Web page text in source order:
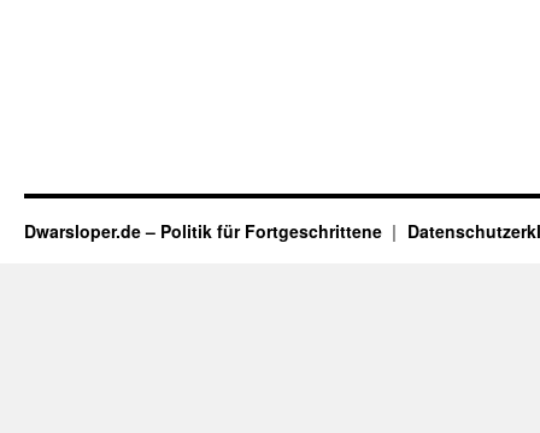
Dwarsloper.de – Politik für Fortgeschrittene